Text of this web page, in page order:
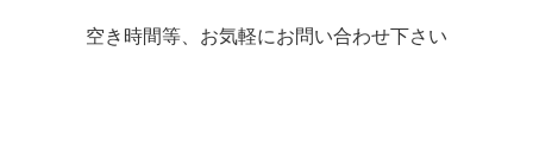
空き時間等、お気軽にお問い合わせ下さい